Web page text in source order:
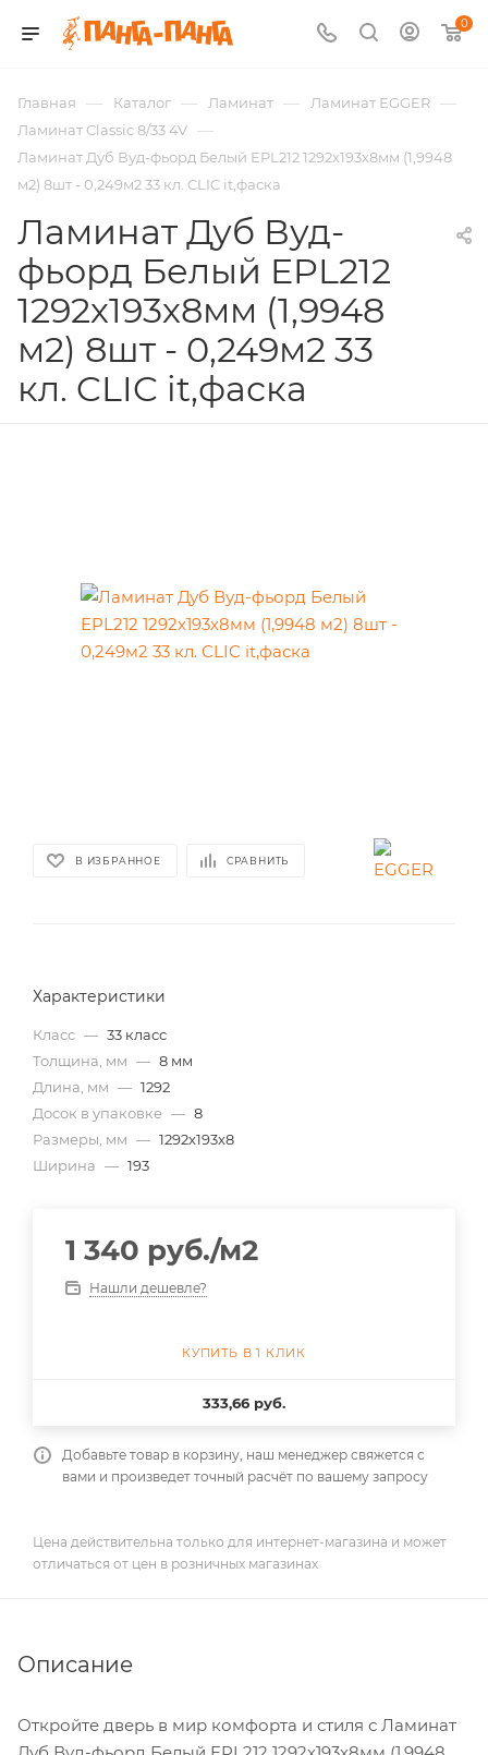
0
Главная — Каталог — Ламинат — Ламинат EGGER —
Ламинат Classic 8/33 4V —
Ламинат Дуб Вуд-фьорд Белый EPL212 1292х193х8мм (1,9948
м2) 8шт - 0,249м2 33 кл. CLIC it,фаска
Ламинат Дуб Вуд-
фьорд Белый EPL212
1292х193х8мм (1,9948
м2) 8шт - 0,249м2 33
кл. CLIC it,фаска
В ИЗБРАННОЕ СРАВНИТЬ
Характеристики
Класс — 33 класс
Толщина, мм — 8 мм
Длина, мм — 1292
Досок в упаковке — 8
Размеры, мм — 1292x193x8
Ширина — 193
1 340 руб./м2
Нашли дешевле?
КУПИТЬ В 1 КЛИК
333,66 руб.
Добавьте товар в корзину, наш менеджер свяжется с
вами и произведет точный расчёт по вашему запросу
Цена действительна только для интернет-магазина и может
отличаться от цен в розничных магазинах
Описание
Откройте дверь в мир комфорта и стиля с Ламинат